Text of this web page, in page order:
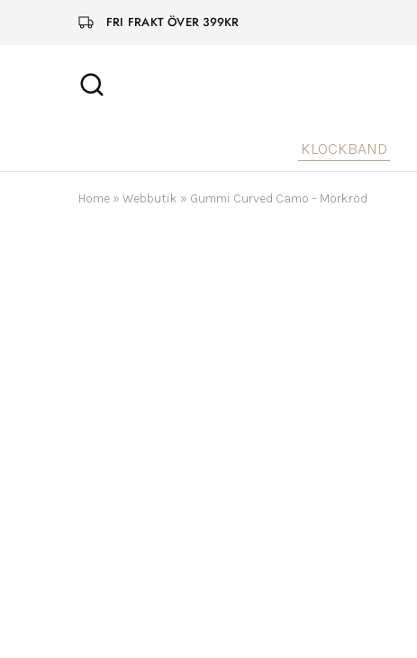
FRI FRAKT ÖVER 399KR
KLOCKBAND
Home » Webbutik » Gummi Curved Camo – Mörkröd